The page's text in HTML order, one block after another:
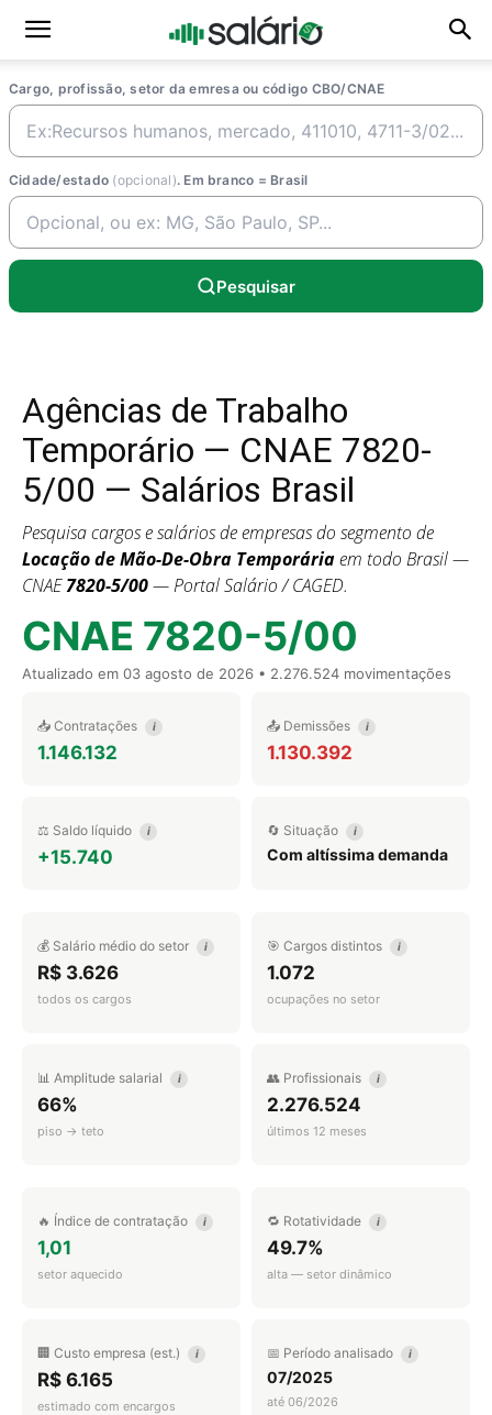
Cargo, profissão, setor da emresa ou código CBO/CNAE
Cidade/estado (opcional). Em branco = Brasil
Pesquisar
Agências de Trabalho
Temporário — CNAE 7820-
5/00 — Salários Brasil
Pesquisa cargos e salários de empresas do segmento de
Locação de Mão-De-Obra Temporáriaem todo Brasil —
CNAE7820-5/00— Portal Salário / CAGED.
CNAE 7820-5/00
Atualizado em 03 agosto de 2026 • 2.276.524 movimentações
📥 Contratações i
1.146.132
📤 Demissões i
1.130.392
⚖️ Saldo líquido i
+15.740
🔄 Situação i
Com altíssima demanda
💰 Salário médio do setor i
R$ 3.626
todos os cargos
🎯 Cargos distintos i
1.072
ocupações no setor
📊 Amplitude salarial i
66%
piso → teto
👥 Profissionais i
2.276.524
últimos 12 meses
🔥 Índice de contratação i
1,01
setor aquecido
🔁 Rotatividade i
49.7%
alta — setor dinâmico
🏢 Custo empresa (est.) i
R$ 6.165
estimado com encargos
📅 Período analisado i
07/2025
até 06/2026